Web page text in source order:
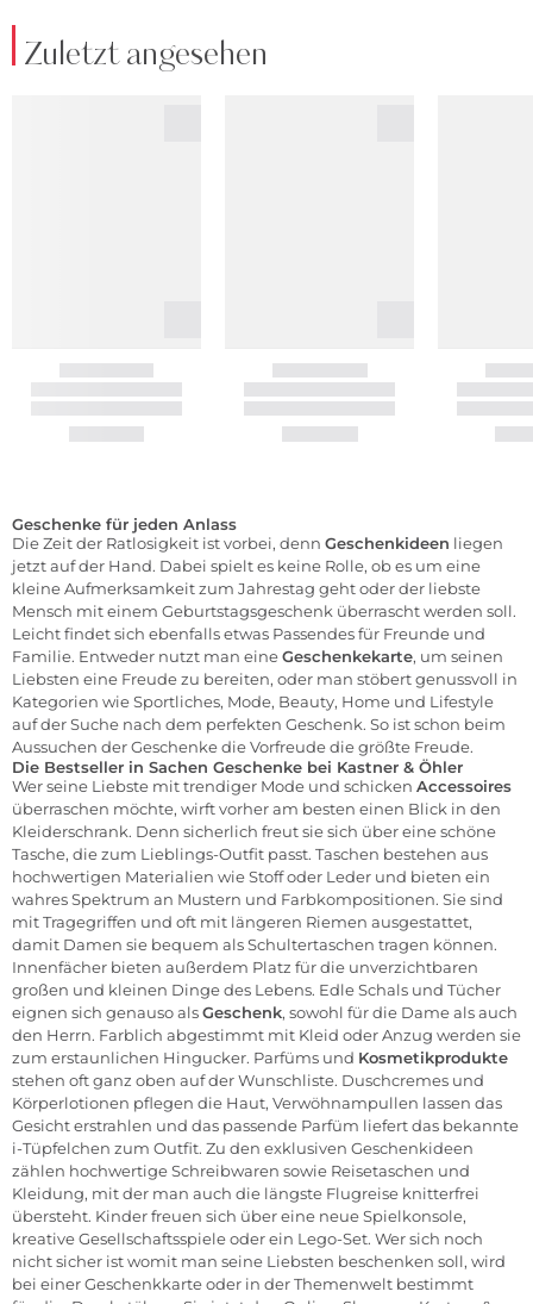
Zuletzt angesehen
Geschenke für jeden Anlass
Die Zeit der Ratlosigkeit ist vorbei, denn Geschenkideen liegen
jetzt auf der Hand. Dabei spielt es keine Rolle, ob es um eine
kleine Aufmerksamkeit zum Jahrestag geht oder der liebste
Mensch mit einem Geburtstagsgeschenk überrascht werden soll.
Leicht findet sich ebenfalls etwas Passendes für Freunde und
Familie. Entweder nutzt man eineGeschenkekarte, um seinen
Liebsten eine Freude zu bereiten, oder man stöbert genussvoll in
Kategorien wie Sportliches, Mode, Beauty, Home und Lifestyle
auf der Suche nach dem perfekten Geschenk. So ist schon beim
Aussuchen der Geschenke die Vorfreude die größte Freude.
Die Bestseller in Sachen Geschenke bei Kastner & Öhler
Wer seine Liebste mit trendiger Mode und schicken Accessoires
überraschen möchte, wirft vorher am besten einen Blick in den
Kleiderschrank. Denn sicherlich freut sie sich über eine schöne
Tasche, die zum Lieblings-Outfit passt. Taschen bestehen aus
hochwertigen Materialien wie Stoff oder Leder und bieten ein
wahres Spektrum an Mustern und Farbkompositionen. Sie sind
mit Tragegriffen und oft mit längeren Riemen ausgestattet,
damit Damen sie bequem als Schultertaschen tragen können.
Innenfächer bieten außerdem Platz für die unverzichtbaren
großen und kleinen Dinge des Lebens. Edle Schals und Tücher
eignen sich genauso alsGeschenk, sowohl für die Dameals auch
den Herrn. Farblich abgestimmt mit Kleid oder Anzug werden sie
zum erstaunlichen Hingucker. Parfüms und Kosmetikprodukte
stehen oft ganz oben auf der Wunschliste. Duschcremes und
Körperlotionen pflegen die Haut, Verwöhnampullen lassen das
Gesicht erstrahlen und das passende Parfüm liefert das bekannte
i-Tüpfelchen zum Outfit. Zu den exklusiven Geschenkideen
zählen hochwertigeSchreibwaren sowie Reisetaschen und
Kleidung, mit der man auch die längste Flugreise knitterfrei
übersteht. Kinderfreuen sich über eine neue Spielkonsole,
kreative Gesellschaftsspiele oder ein Lego-Set. Wer sich noch
nicht sicher ist womit man seine Liebsten beschenken soll, wird
bei einerGeschenkkarteoder in derThemenwelt bestimmt